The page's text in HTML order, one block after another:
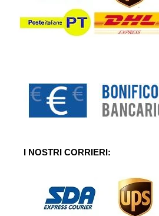
I NOSTRI CORRIERI: